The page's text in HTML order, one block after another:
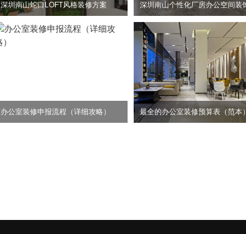
深圳南山蛇口LOFT风格装修方案
办公室装修申报流程（详细攻略） 最全的办公室装修预算表（范本）